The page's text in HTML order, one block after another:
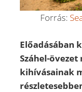
Forrás:
Előadásában
Száhel-övezet
kihívásainak